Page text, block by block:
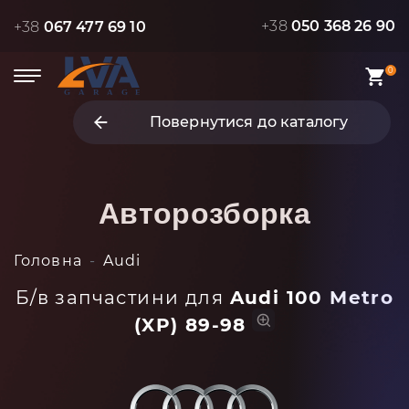
+38 067 477 69 10 +38 050 368 26 90
0
Повернутися до каталогу
Авторозборка
Головна Audi
Б/в запчастини для Audi 100 Metro
(XP) 89-98